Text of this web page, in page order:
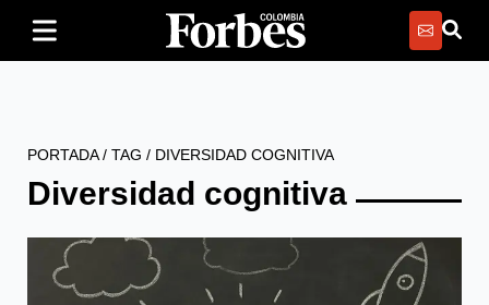
PORTADA/ TAG / DIVERSIDAD COGNITIVA
Diversidad cognitiva